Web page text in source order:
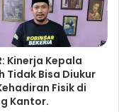
Kinerja Kepala
Tidak Bisa Diukur
Fisik di
Kantor.